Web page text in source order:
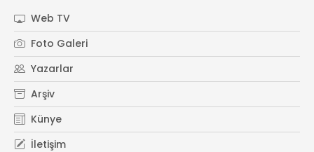
Web TV
Foto Galeri
Yazarlar
Arşiv
Künye
İletişim